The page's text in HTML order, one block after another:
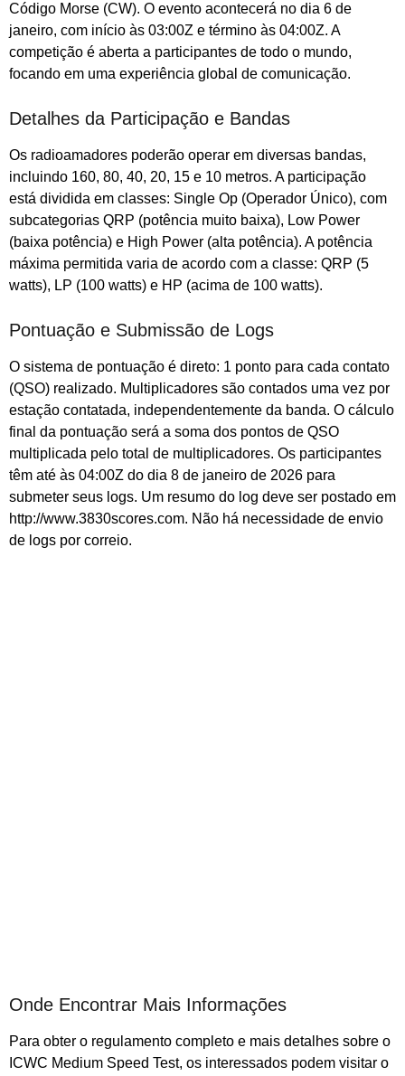
Código Morse (CW). O evento acontecerá no dia 6 de
janeiro, com início às 03:00Z e término às 04:00Z. A
competição é aberta a participantes de todo o mundo,
focando em uma experiência global de comunicação.
Detalhes da Participação e Bandas
Os radioamadores poderão operar em diversas bandas,
incluindo 160, 80, 40, 20, 15 e 10 metros. A participação
está dividida em classes: Single Op (Operador Único), com
subcategorias QRP (potência muito baixa), Low Power
(baixa potência) e High Power (alta potência). A potência
máxima permitida varia de acordo com a classe: QRP (5
watts), LP (100 watts) e HP (acima de 100 watts).
Pontuação e Submissão de Logs
O sistema de pontuação é direto: 1 ponto para cada contato
(QSO) realizado. Multiplicadores são contados uma vez por
estação contatada, independentemente da banda. O cálculo
final da pontuação será a soma dos pontos de QSO
multiplicada pelo total de multiplicadores. Os participantes
têm até às 04:00Z do dia 8 de janeiro de 2026 para
submeter seus logs. Um resumo do log deve ser postado em
http://www.3830scores.com. Não há necessidade de envio
de logs por correio.
Onde Encontrar Mais Informações
Para obter o regulamento completo e mais detalhes sobre o
ICWC Medium Speed Test, os interessados podem visitar o